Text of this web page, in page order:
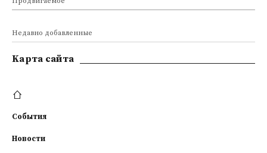
Недавно добавленные
Kарта сайта
События
Новости